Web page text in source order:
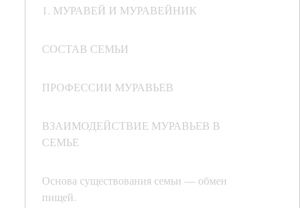
1. МУРАВЕЙ И МУРАВЕЙНИК
СОСТАВ СЕМЬИ
ПРОФЕССИИ МУРАВЬЕВ
ВЗАИМОДЕЙСТВИЕ МУРАВЬЕВ В
СЕМЬЕ
Основа существования семьи — обмен
пищей.